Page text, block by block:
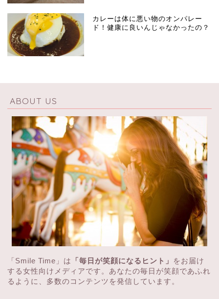
カレーは体に悪い物のオンパレー
ド！健康に良いんじゃなかったの？
ABOUT US
「Smile Time」は 「毎日が笑顔になるヒント」
をお届け
する女性向けメディアです。あなたの毎日が笑顔であふれ
るように、多数のコンテンツを発信しています。